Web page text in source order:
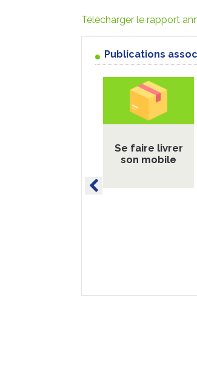
Télécharger le rapport
Publications
Se faire livrer
son mobile